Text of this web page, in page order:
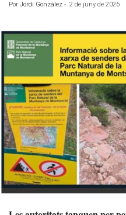
Por Jordi González - 2 de juny de 2026